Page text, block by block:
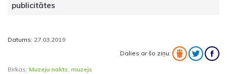
publicitātes
Datums: 27.03.2019
Dalies ar šo ziņu:
Birkas: Muzeju nakts, muzejs